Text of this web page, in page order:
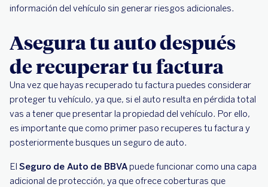
información del vehículo sin generar riesgos adicionales.
Asegura tu auto después
de recuperar tu factura
Una vez que hayas recuperado tu factura puedes considerar
proteger tu vehículo, ya que, si el auto resulta en pérdida total
vas a tener que presentar la propiedad del vehículo. Por ello,
es importante que como primer paso recuperes tu factura y
posteriormente busques un seguro de auto.
El Seguro de Auto de BBVApuede funcionar como una capa
adicional de protección, ya que ofrece coberturas que